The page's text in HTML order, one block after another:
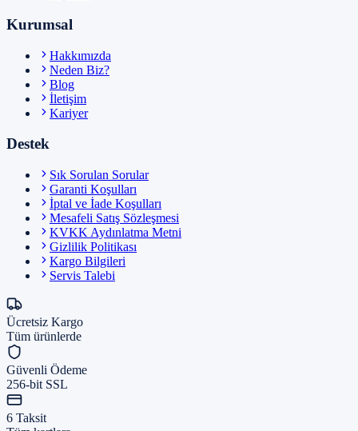
Kurumsal
Hakkımızda
Neden Biz?
Blog
İletişim
Kariyer
Destek
Sık Sorulan Sorular
Garanti Koşulları
İptal ve İade Koşulları
Mesafeli Satış Sözleşmesi
KVKK Aydınlatma Metni
Gizlilik Politikası
Kargo Bilgileri
Servis Talebi
Ücretsiz Kargo
Tüm ürünlerde
Güvenli Ödeme
256-bit SSL
6 Taksit